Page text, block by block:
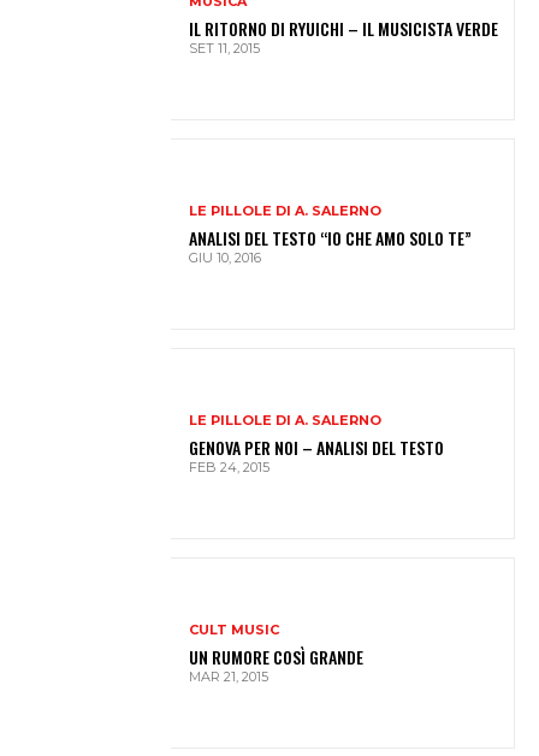
IL RITORNO DI RYUICHI – IL MUSICISTA VERDE
SET 11, 2015
LE PILLOLE DI A. SALERNO
ANALISI DEL TESTO “IO CHE AMO SOLO TE”
GIU 10, 2016
LE PILLOLE DI A. SALERNO
GENOVA PER NOI – ANALISI DEL TESTO
FEB 24, 2015
CULT MUSIC
UN RUMORE COSÌ GRANDE
MAR 21, 2015